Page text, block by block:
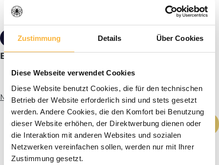
Zustimmung Details Über Cookies
Diese Webseite verwendet Cookies
Diese Website benutzt Cookies, die für den technischen
Betrieb der Website erforderlich sind und stets gesetzt
werden. Andere Cookies, die den Komfort bei Benutzung
dieser Website erhöhen, der Direktwerbung dienen oder
die Interaktion mit anderen Websites und sozialen
Netzwerken vereinfachen sollen, werden nur mit Ihrer
Zustimmung gesetzt.
6,50 €*
Ballon-Futterteller aus Edelstahl
Mehr Infos
Produkt Anzahl: Gib den gewünschten
In den Warenkorb